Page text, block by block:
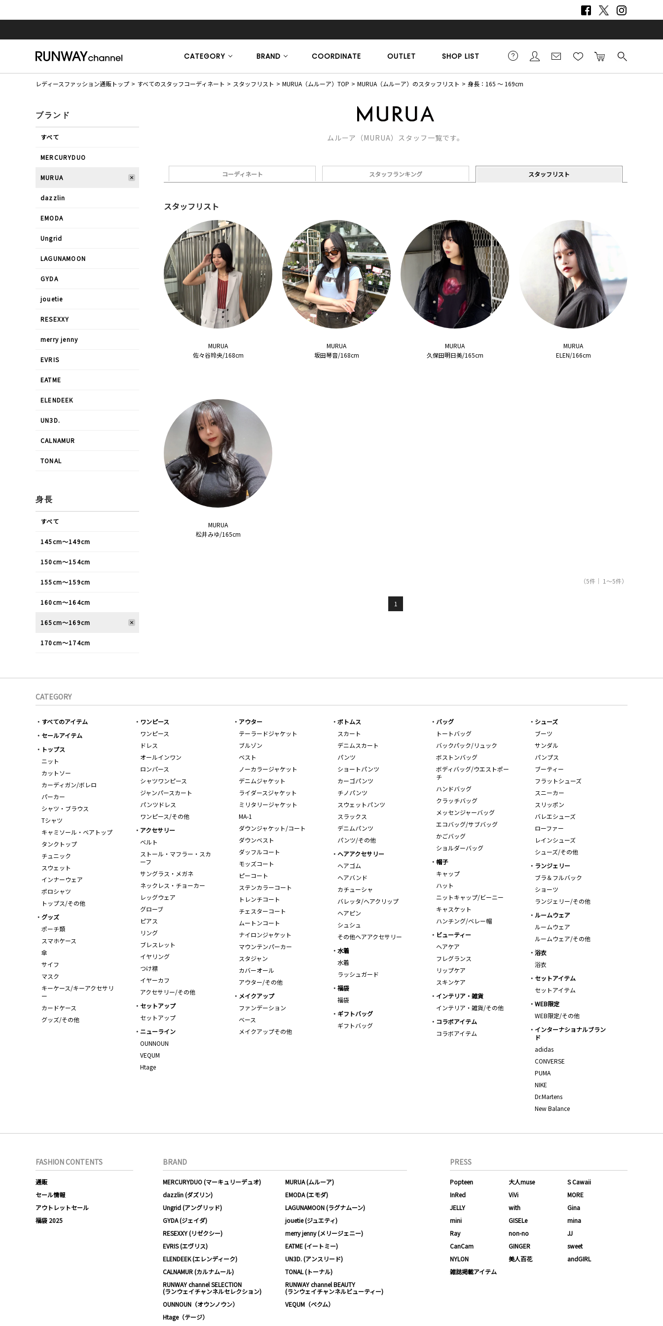
CATEGORY BRAND COORDINATE OUTLET SHOP LIST
レディースファッション通販トップ すべてのスタッフコーディネート スタッフリスト MURUA（ムルーア）TOP MURUA（ムルーア）のスタッフリスト 身長：165 ～ 169cm
ムルーア（MURUA）スタッフ一覧です。
コーディネート スタッフランキング スタッフリスト
スタッフリスト
MURUA
佐々谷玲央/168cm
MURUA
坂田琴音/168cm
MURUA
久保田明日美/165cm
MURUA
ELEN/166cm
MURUA
松井みゆ/165cm
（5件｜ 1～5件）
1
ブランド
すべて
MERCURYDUO
MURUA
dazzlin
EMODA
Ungrid
LAGUNAMOON
GYDA
jouetie
RESEXXY
merry jenny
EVRIS
EATME
ELENDEEK
UN3D.
CALNAMUR
TONAL
身長
すべて
145cm〜149cm
150cm〜154cm
155cm〜159cm
160cm〜164cm
165cm〜169cm
170cm〜174cm
CATEGORY
すべてのアイテム
セールアイテム
トップス
ニット
カットソー
カーディガン/ボレロ
パーカー
シャツ・ブラウス
Tシャツ
キャミソール・ベアトップ
タンクトップ
チュニック
スウェット
インナーウェア
ポロシャツ
トップス/その他
ワンピース
ワンピース
ドレス
オールインワン
ロンパース
シャツワンピース
ジャンパースカート
パンツドレス
ワンピース/その他
アウター
テーラードジャケット
ブルゾン
ベスト
ノーカラージャケット
デニムジャケット
ライダースジャケット
ミリタリージャケット
MA-1
ダウンジャケット/コート
ダウンベスト
ダッフルコート
モッズコート
ピーコート
ステンカラーコート
トレンチコート
チェスターコート
ムートンコート
ナイロンジャケット
マウンテンパーカー
スタジャン
カバーオール
アウター/その他
ボトムス
スカート
デニムスカート
パンツ
ショートパンツ
カーゴパンツ
チノパンツ
スウェットパンツ
スラックス
デニムパンツ
パンツ/その他
バッグ
トートバッグ
バックパック/リュック
ボストンバッグ
ボディバッグ/ウエストポー
チ
ハンドバッグ
クラッチバッグ
メッセンジャーバッグ
エコバッグ/サブバッグ
かごバッグ
ショルダーバッグ
シューズ
ブーツ
サンダル
パンプス
ブーティー
フラットシューズ
スニーカー
スリッポン
バレエシューズ
ローファー
レインシューズ
シューズ/その他
アクセサリー
ベルト
ストール・マフラー・スカ
ーフ
サングラス・メガネ
ネックレス・チョーカー
レッグウェア
グローブ
ピアス
リング
ブレスレット
イヤリング
つけ襟
イヤーカフ
アクセサリー/その他
ヘアアクセサリー
ヘアゴム
ヘアバンド
カチューシャ
バレッタ/ヘアクリップ
ヘアピン
シュシュ
その他ヘアアクセサリー
帽子
キャップ
ハット
ニットキャップ/ビーニー
キャスケット
ハンチング/ベレー帽
ランジェリー
ブラ＆フルバック
ショーツ
ランジェリー/その他
ルームウェア
ルームウェア
ルームウェア/その他
グッズ
ポーチ類
スマホケース
傘
サイフ
マスク
キーケース/キーアクセサリ
ー
カードケース
グッズ/その他
ビューティー
ヘアケア
フレグランス
リップケア
スキンケア
水着
水着
ラッシュガード
浴衣
浴衣
セットアイテム
セットアイテム
福袋
福袋
メイクアップ
ファンデーション
ベース
メイクアップその他
インテリア・雑貨
インテリア・雑貨/その他
WEB限定
WEB限定/その他
セットアップ
セットアップ
ギフトバッグ
ギフトバッグ
コラボアイテム
コラボアイテム
インターナショナルブラン
ド
adidas
CONVERSE
PUMA
NIKE
Dr.Martens
New Balance
ニューライン
OUNNOUN
VEQUM
Htage
FASHION CONTENTS
通販
セール情報
アウトレットセール
福袋 2025
BRAND
MERCURYDUO (マーキュリーデュオ)
MURUA (ムルーア)
dazzlin (ダズリン)
EMODA (エモダ)
Ungrid (アングリッド)
LAGUNAMOON (ラグナムーン)
GYDA (ジェイダ)
jouetie (ジュエティ)
RESEXXY (リゼクシー)
merry jenny (メリージェニー)
EVRIS (エヴリス)
EATME (イートミー)
ELENDEEK (エレンディーク)
UN3D. (アンスリード)
CALNAMUR (カルナムール)
TONAL (トーナル)
RUNWAY channel SELECTION
(ランウェイチャンネルセレクション)
RUNWAY channel BEAUTY
(ランウェイチャンネルビューティー)
OUNNOUN（オウンノウン）
VEQUM（ベクム）
Htage（テージ）
PRESS
Popteen 大人muse
S Cawaii
InRed
ViVi
MORE
JELLY
with
Gina
mini
GISELe
mina
Ray
non-no
JJ
CanCam
GINGER
sweet
NYLON
美人百花
andGIRL
雑誌掲載アイテム